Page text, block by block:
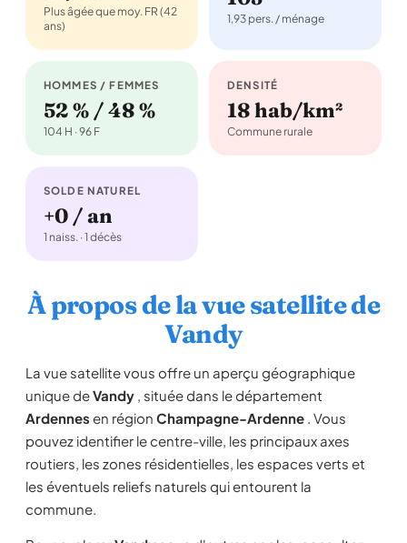
Plus âgée que moy. FR (42
ans)
1,93 pers. / ménage
HOMMES / FEMMES
52 % / 48 %
104 H · 96 F
DENSITÉ
18 hab/km²
Commune rurale
SOLDE NATUREL
+0 / an
1 naiss. · 1 décès
À propos de la vue satellite de
Vandy
La vue satellite vous offre un aperçu géographique
unique deVandy , située dans le département
Ardennes en région Champagne-Ardenne . Vous
pouvez identifier le centre-ville, les principaux axes
routiers, les zones résidentielles, les espaces verts et
les éventuels reliefs naturels qui entourent la
commune.